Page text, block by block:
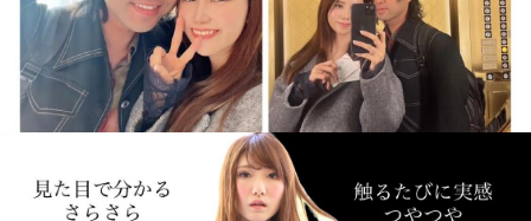
Instagram でフォロー